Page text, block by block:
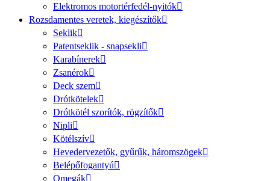
Elektromos motortérfedél-nyitók
Rozsdamentes veretek, kiegészítők
Seklik
Patentseklik - snapsekli
Karabínerek
Zsanérok
Deck szem
Drótkötelek
Drótkötél szorítók, rögzítők
Nipli
Kötélszív
Hevedervezetők, gyűrűk, háromszögek
Belépőfogantyú
Omegák